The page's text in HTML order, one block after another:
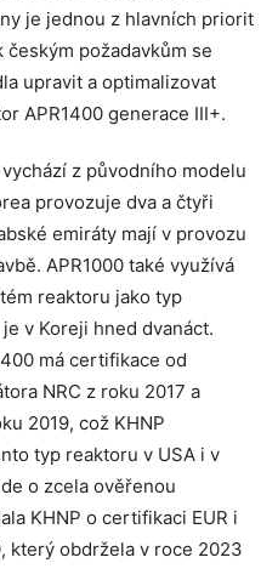
je jednou z hlavních priorit
českým požadavkům se
upravit a optimalizovat
APR1400 generace III+.
z původního modelu
provozuje dva a čtyři
emiráty mají v provozu
APR1000 také využívá
reaktoru jako typ
v Koreji hned dvanáct.
má certifikace od
NRC z roku 2017 a
2019, což KHNP
typ reaktoru v USA i v
o zcela ověřenou
KHNP o certifikaci EUR i
který obdržela v roce 2023